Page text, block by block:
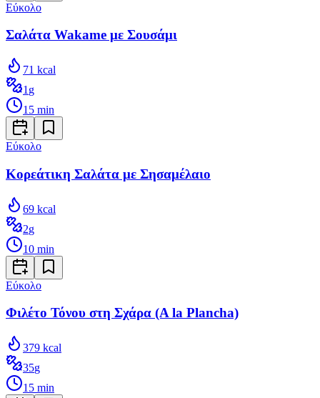
Εύκολο
Σαλάτα Wakame με Σουσάμι
71 kcal
1 g
15 min
Εύκολο
Κορεάτικη Σαλάτα με Σησαμέλαιο
69 kcal
2g
10 min
Εύκολο
Φιλέτο Τόνου στη Σχάρα (A la Plancha)
379 kcal
35g
15 min